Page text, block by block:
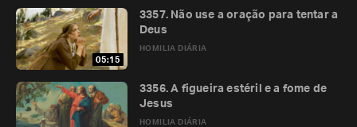
05:15
HOMILIA DIÁRIA
3357. Não use a oração para tentar a
Deus
HOMILIA DIÁRIA
3356. A figueira estéril e a fome de
Jesus